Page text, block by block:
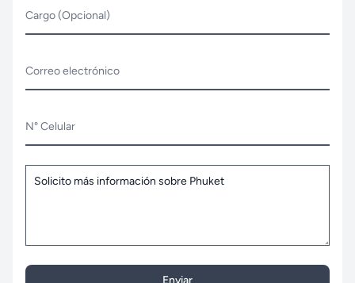
Cargo (Opcional)
Correo electrónico
N° Celular
Enviar